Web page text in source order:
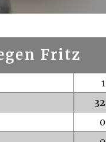
Fritz
1
32
0